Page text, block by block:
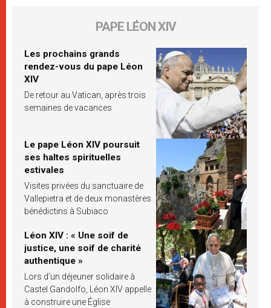
PAPE LÉON XIV
Les prochains grands
rendez-vous du pape Léon
XIV
De retour au Vatican, après trois
semaines de vacances
Le pape Léon XIV poursuit
ses haltes spirituelles
estivales
Visites privées du sanctuaire de
Vallepietra et de deux monastères
bénédictins à Subiaco
Léon XIV : « Une soif de
justice, une soif de charité
authentique »
Lors d’un déjeuner solidaire à
Castel Gandolfo, Léon XIV appelle
à construire une Église